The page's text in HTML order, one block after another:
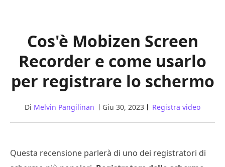
Cos'è Mobizen Screen
Recorder e come usarlo
per registrare lo schermo
Di Melvin Pangilinan Giu 30, 2023 Registra video
Questa recensione parlerà di uno dei registratori di